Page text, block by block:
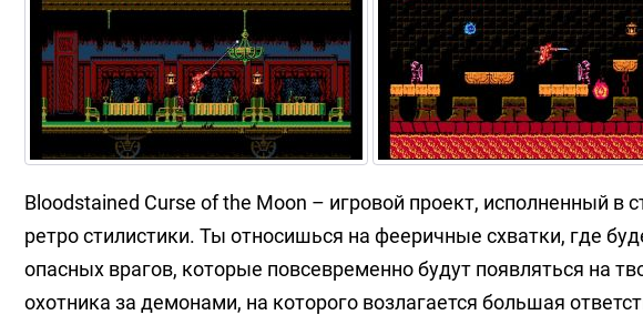
Bloodstained Curse of the Moon – игровой проект, исполненный в
ретро стилистики. Ты относишься на фееричные схватки, где
опасных врагов, которые повсевременно будут появляться на
охотника за демонами, на которого возлагается большая